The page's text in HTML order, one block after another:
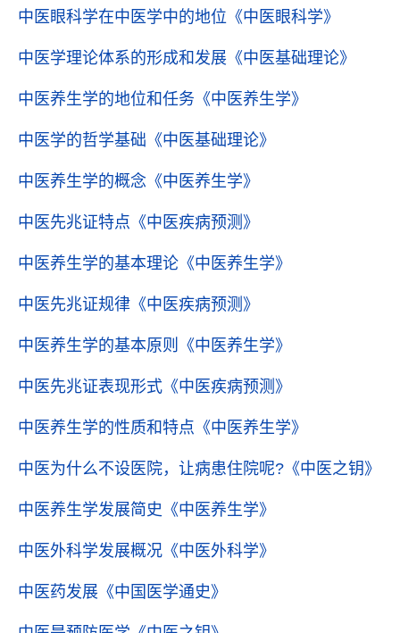
中医眼科学在中医学中的地位 《中医眼科学》
中医学理论体系的形成和发展 《中医基础理论》
中医养生学的地位和任务 《中医养生学》
中医学的哲学基础 《中医基础理论》
中医养生学的概念 《中医养生学》
中医先兆证特点 《中医疾病预测》
中医养生学的基本理论 《中医养生学》
中医先兆证规律 《中医疾病预测》
中医养生学的基本原则 《中医养生学》
中医先兆证表现形式 《中医疾病预测》
中医养生学的性质和特点 《中医养生学》
中医为什么不设医院，让病患住院呢? 《中医之钥》
中医养生学发展简史 《中医养生学》
中医外科学发展概况 《中医外科学》
中医药发展 《中国医学通史》